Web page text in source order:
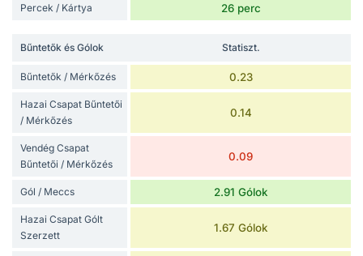
Percek / Kártya 26 perc
Bűntetők és Gólok Statiszt.
Bűntetők / Mérkőzés 0.23
Hazai Csapat Bűntetői
/ Mérkőzés
0.14
Vendég Csapat
Bűntetői / Mérkőzés
0.09
Gól / Meccs 2.91 Gólok
Hazai Csapat Gólt
Szerzett
1.67 Gólok